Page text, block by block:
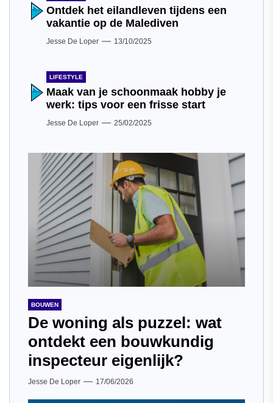
Ontdek het eilandleven tijdens een
vakantie op de Malediven
Jesse De Loper 13/10/2025
LIFESTYLE
Maak van je schoonmaak hobby je
werk: tips voor een frisse start
Jesse De Loper 25/02/2025
BOUWEN
De woning als puzzel: wat
ontdekt een bouwkundig
inspecteur eigenlijk?
Jesse De Loper 17/06/2026